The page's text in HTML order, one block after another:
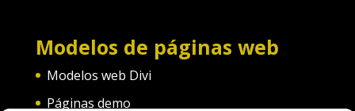
Modelos de páginas web
Modelos web Divi
Páginas demo